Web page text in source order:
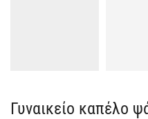
Γυναικείο καπέλο